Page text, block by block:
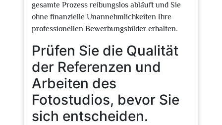
gesamte Prozess reibungslos abläuft und Sie
ohne finanzielle Unannehmlichkeiten Ihre
professionellen Bewerbungsbilder erhalten.
Prüfen Sie die Qualität
der Referenzen und
Arbeiten des
Fotostudios, bevor Sie
sich entscheiden.